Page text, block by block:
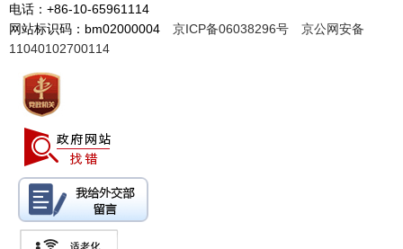
电话：+86-10-65961114
网站标识码：bm02000004 京ICP备06038296号
京公网安备
11040102700114